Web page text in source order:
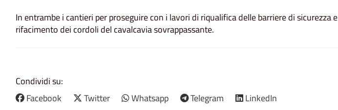
In entrambe i cantieri per proseguire con i lavori di riqualifica delle barriere di sicurezza e
rifacimento dei cordoli del cavalcavia sovrappassante.
Condividi su:
Facebook
Twitter Whatsapp Telegram LinkedIn